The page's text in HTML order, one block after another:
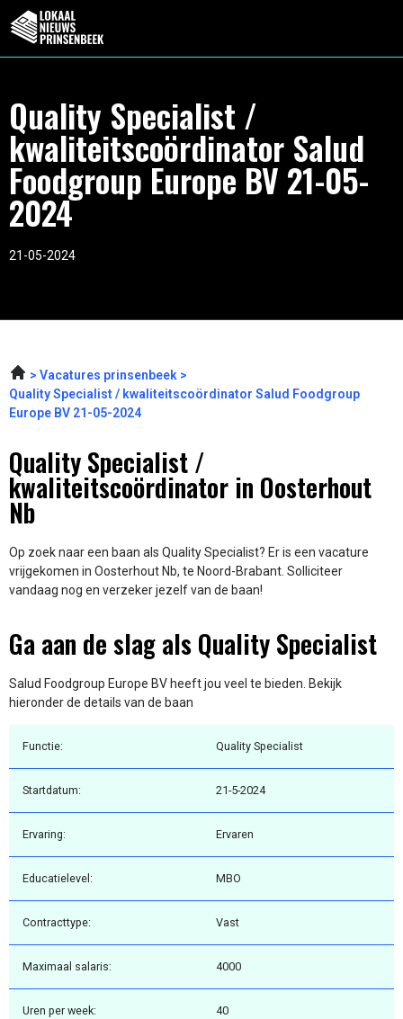
Quality Specialist /
kwaliteitscoördinator Salud
Foodgroup Europe BV 21-05-
2024
21-05-2024
Vacatures prinsenbeek
Quality Specialist / kwaliteitscoördinator Salud Foodgroup
Europe BV 21-05-2024
Quality Specialist /
kwaliteitscoördinator in Oosterhout
Nb
Op zoek naar een baan als Quality Specialist? Er is een vacature
vrijgekomen in Oosterhout Nb, te Noord-Brabant. Solliciteer
vandaag nog en verzeker jezelf van de baan!
Ga aan de slag als Quality Specialist
Salud Foodgroup Europe BV heeft jou veel te bieden. Bekijk
hieronder de details van de baan
Functie: Quality Specialist
Startdatum: 21-5-2024
Ervaring: Ervaren
Educatielevel: MBO
Contracttype: Vast
Maximaal salaris: 4000
Uren per week: 40